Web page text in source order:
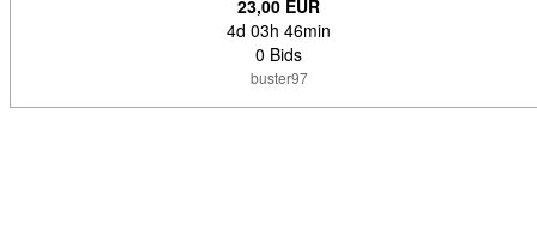
23,00 EUR
4d 03h 46min
0 Bids
buster97